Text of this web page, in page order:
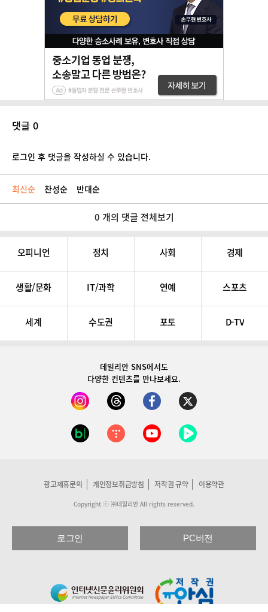
댓글 0
로그인 후 댓글을 작성하실 수 있습니다.
최신순 찬성순 반대순
0 개의 댓글 전체보기
오피니언 정치 사회 경제
생활/문화 IT/과학 연예 스포츠
세계 수도권 포토 D-TV
데일리안 SNS에서도
다양한 컨텐츠를 만나보세요.
광고제휴문의 개인정보취급방침 저작권 규약 이용약관
Copyright ⓒ ㈜데일리안 All rights reserved.
로그인 PC버전